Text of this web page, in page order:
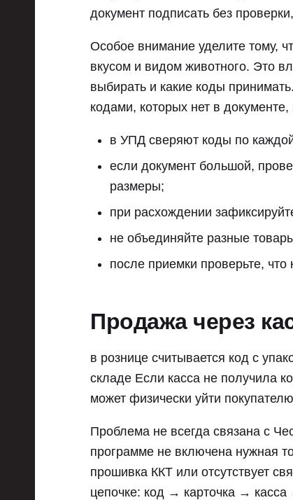
документ подписать без
Особое внимание уделите тому,
вкусом и видом животного. Это
выбирать и какие коды
кодами, которых нет в
в УПД сверяют коды по каждой
если документ большой,
размеры;
при расхождении
не объединяйте разные
после приемки проверьте,
Продажа через
в рознице считывается код с
складе Если касса не получила
может физически уйти
Проблема не всегда связана с
программе не включена нужная
прошивка ККТ или отсутствует
цепочке: код → карточка →